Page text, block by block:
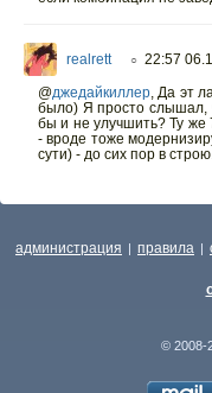
realrett ○ 22:57
@джедайкиллер,Да эт
было) Я просто слышал,
бы и не улучшить? Ту
- вроде тоже
сути) - до сих пор в
администрация | правила |
©